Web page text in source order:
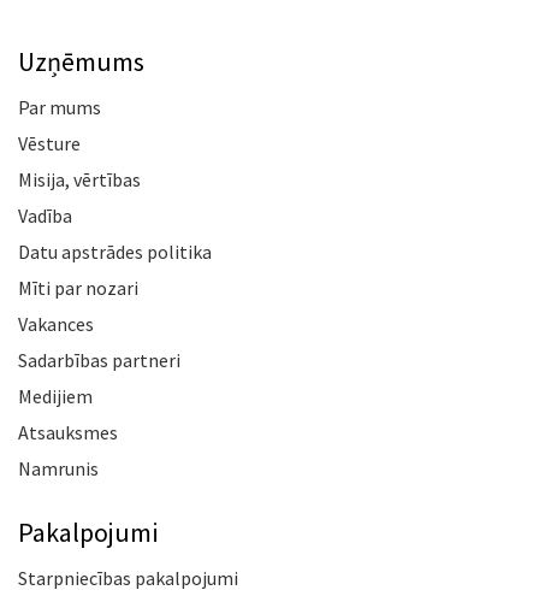
Uzņēmums
Par mums
Vēsture
Misija, vērtības
Vadība
Datu apstrādes politika
Mīti par nozari
Vakances
Sadarbības partneri
Medijiem
Atsauksmes
Namrunis
Pakalpojumi
Starpniecības pakalpojumi